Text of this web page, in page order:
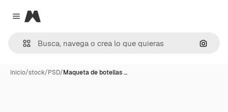
Close menu
Magnific
Inicio/stock/PSD/Maqueta de botellas …